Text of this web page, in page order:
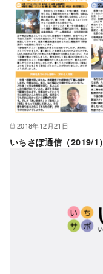
2018年12月21日
いちさぽ通信（2019/1）